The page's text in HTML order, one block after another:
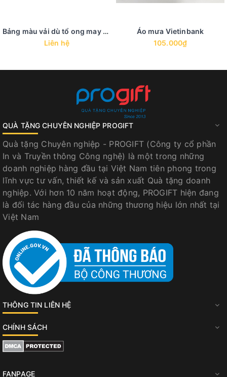
Bảng màu vải dù tổ ong may áo mưa
Liên hệ
Áo mưa Vietinbank
105.000₫
QUÀ TẶNG CHUYÊN NGHIỆP PROGIFT
Quà tặng Chuyên nghiệp - PROGIFT (Công ty cổ phần
In và Truyền thông Công nghệ) là một trong những
doanh nghiệp hàng đầu tại Việt Nam tiên phong trong
lĩnh vực tư vấn, thiết kế và sản xuất Quà tặng doanh
nghiệp. Với hơn 10 năm hoạt động, PROGIFT hiện đang
là đối tác hàng đầu của những thương hiệu lớn nhất tại
Việt Nam
THÔNG TIN LIÊN HỆ
CHÍNH SÁCH
FANPAGE